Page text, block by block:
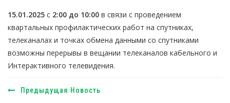
15.01.2025 с 2:00 до 10:00 в связи с проведением
квартальных профилактических работ на спутниках,
телеканалах и точках обмена данными со спутниками
возможны перерывы в вещании телеканалов кабельного и
Интерактивного телевидения.
Предыдущая Новость